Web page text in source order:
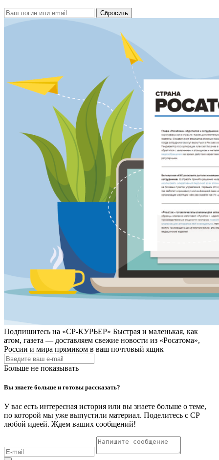
Подпишитесь на «СР-КУРЬЕР» Быстрая и маленькая, как
атом, газета — доставляем свежие новости из «Росатома»,
России и мира прямиком в ваш почтовый ящик
Больше не показывать
Вы знаете больше и готовы рассказать?
У вас есть интересная история или вы знаете больше о теме,
по которой мы уже выпустили материал. Поделитесь с СР
любой идеей. Ждем ваших сообщений!